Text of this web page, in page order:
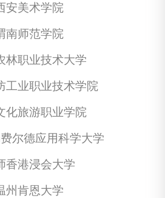
安美术学院
南师范学院
林职业技术大学
工业职业技术学院
化旅游职业学院
尔德应用科学大学
香港浸会大学
州肯恩大学